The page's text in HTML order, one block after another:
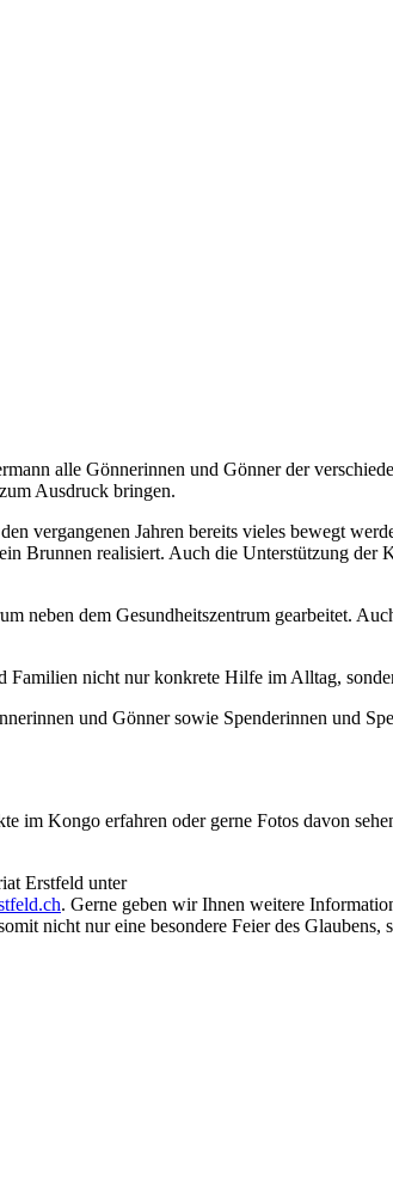
alle Gönnerinnen und Gönner der
Ausdruck bringen.
vergangenen Jahren bereits vieles bewegt
Brunnen realisiert. Auch die Unterstützung
neben dem Gesundheitszentrum gearbeitet.
Familien nicht nur konkrete Hilfe im Alltag,
und Gönner sowie Spenderinnen und
im Kongo erfahren oder gerne Fotos davon
Erstfeld unter
. Gerne geben wir Ihnen weitere
nicht nur eine besondere Feier des